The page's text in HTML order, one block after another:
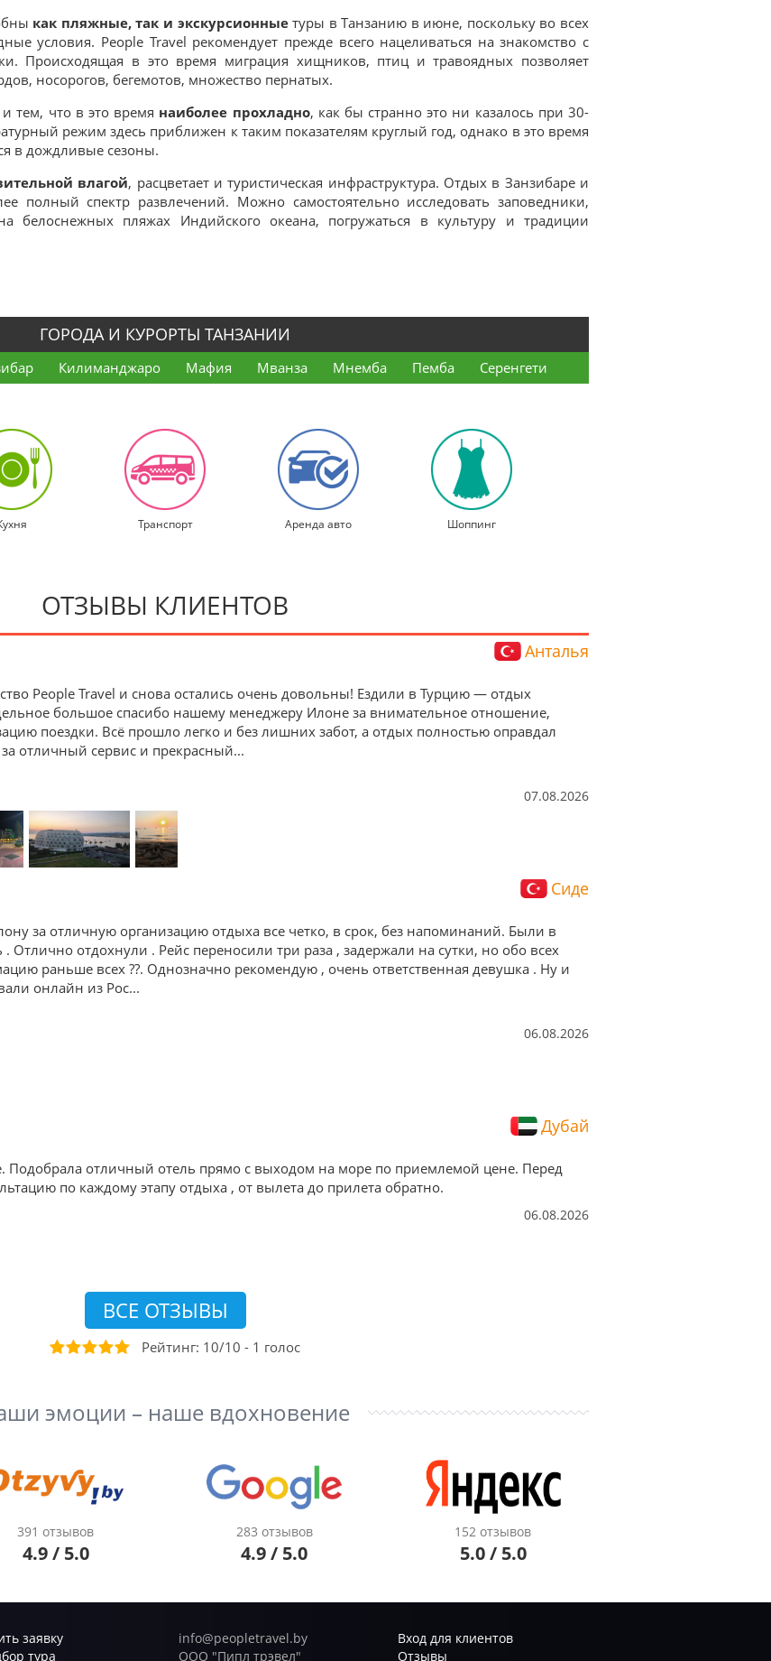
как пляжные, так и экскурсионныетуры в Танзанию в июне, поскольку во всех
условия. People Travel рекомендует прежде всего нацеливаться на знакомство с
Происходящая в это время миграция хищников, птиц и травоядных позволяет
носорогов, бегемотов, множество пернатых.
тем, что в это время наиболее прохладно, как бы странно это ни казалось при 30-
режим здесь приближен к таким показателям круглый год, однако в это время
в дождливые сезоны.
влагой, расцветает и туристическая инфраструктура. Отдых в Занзибаре и
полный спектр развлечений. Можно самостоятельно исследовать заповедники,
белоснежных пляжах Индийского океана, погружаться в культуру и традиции
ГОРОДА И КУРОРТЫ ТАНЗАНИИ
Килиманджаро Мафия Мванза Мнемба Пемба Серенгети
Транспорт Аренда авто Шоппинг
ОТЗЫВЫ КЛИЕНТОВ
Анталья
People Travel и снова остались очень довольны! Ездили в Турцию — отдых
большое спасибо нашему менеджеру Илоне за внимательное отношение,
поездки. Всё прошло легко и без лишних забот, а отдых полностью оправдал
отличный сервис и прекрасный...
07.08.2026
Сиде
за отличную организацию отдыха все четко, в срок, без напоминаний. Были в
Отлично отдохнули . Рейс переносили три раза , задержали на сутки, но обо всех
раньше всех ??. Однозначно рекомендую , очень ответственная девушка . Ну и
онлайн из Рос...
06.08.2026
Дубай
Подобрала отличный отель прямо с выходом на море по приемлемой цене. Перед
по каждому этапу отдыха , от вылета до прилета обратно.
06.08.2026
ВСЕ ОТЗЫВЫ
Рейтинг: 10/10 - 1 голос
эмоции – наше вдохновение
391 отзывов
4.9 / 5.0
283 отзывов
4.9 / 5.0
152 отзывов
5.0 / 5.0
заявку
тура
info@peopletravel.by
ООО "Пипл трэвел"
Вход для клиентов
Отзывы